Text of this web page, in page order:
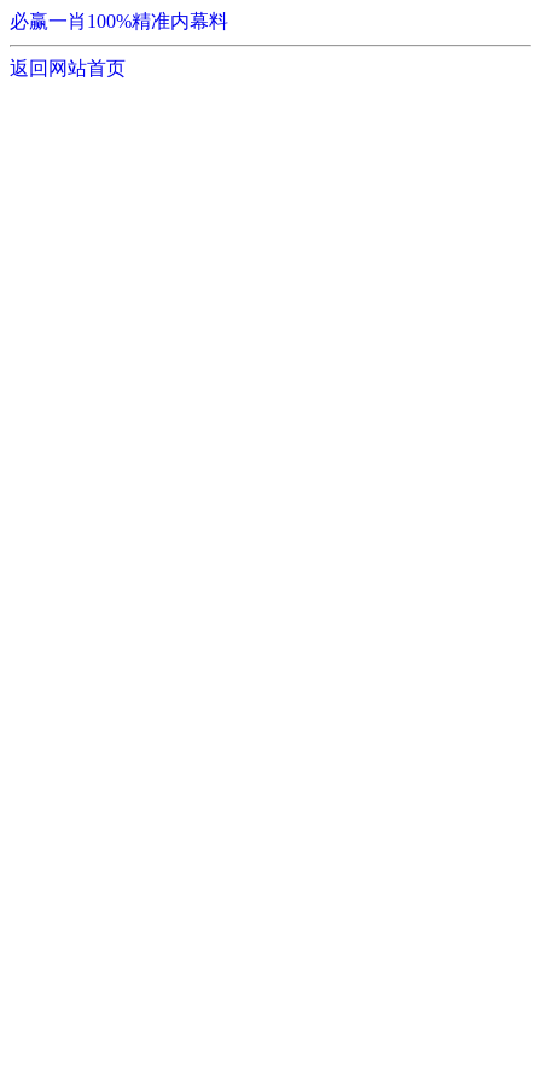
必赢一肖100%精准内幕料
返回网站首页